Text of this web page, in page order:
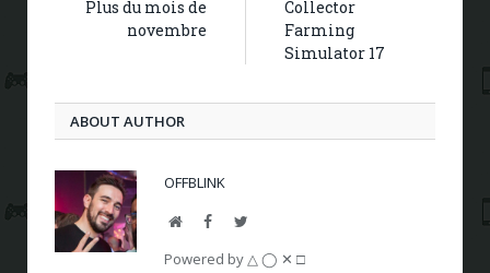
Plus du mois de
novembre
Collector
Farming
Simulator 17
ABOUT AUTHOR
OFFBLINK
WebsiteFacebookTwitter
Powered by △ ◯ ✕ □